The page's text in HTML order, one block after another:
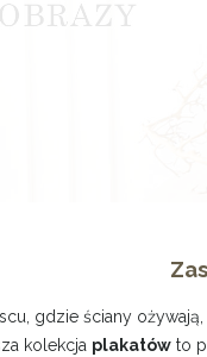
gdzie ściany
kolekcja plakatówto